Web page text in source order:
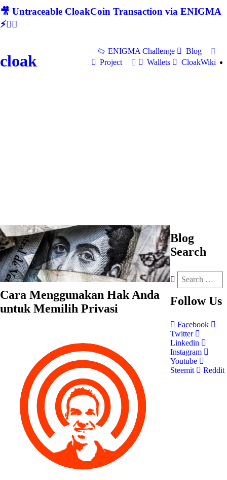
🎥 Untraceable CloakCoin Transaction via ENIGMA
⚡🕵‍♂
cloak
ENIGMA Challenge
Blog
Project
Wallets CloakWiki
Cara Menggunakan Hak Anda
untuk Memilih Privasi
Blog
Search
Follow Us
Facebook
Twitter
Linkedin
Instagram
Youtube
Steemit
Reddit